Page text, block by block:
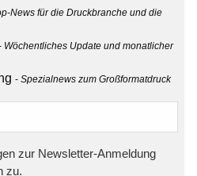
News für die Druckbranche und die
Wöchentliches Update und monatlicher
Spezialnews zum Großformatdruck
zur Newsletter-Anmeldung
zu.